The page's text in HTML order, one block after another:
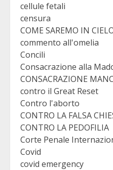
cellule fetali
censura
COME SAREMO IN
commento all'omelia
Concili
Consacrazione alla
CONSACRAZIONE
contro il Great Reset
Contro l'aborto
CONTRO LA FALSA
CONTRO LA PEDOFILIA
Corte Penale
Covid
covid emergency